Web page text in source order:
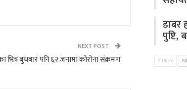
NEXT POST
भित्र बुधबार पनि ६२ जनामा कोरोना संक्रमण
डाबर
पुष्टि,
PREV